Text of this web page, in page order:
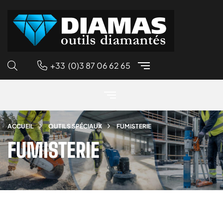
+33 (0)3 87 06 62 65
ACCUEIL OUTILS SPÉCIAUX FUMISTERIE
FUMISTERIE